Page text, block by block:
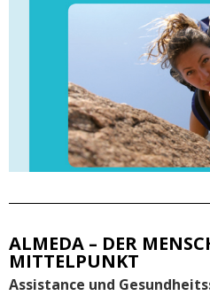
ALMEDA – DER
MITTELPUNKT
Assistance und